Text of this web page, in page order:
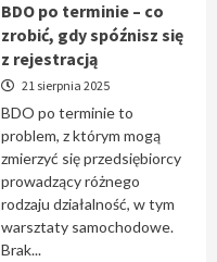
BDO po terminie – co
zrobić, gdy spóźnisz się
z rejestracją
21 sierpnia 2025
BDO po terminie to
problem, z którym mogą
zmierzyć się przedsiębiorcy
prowadzący różnego
rodzaju działalność, w tym
warsztaty samochodowe.
Brak...